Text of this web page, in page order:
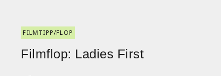
FILMTIPP/FLOP
Filmflop: Ladies First